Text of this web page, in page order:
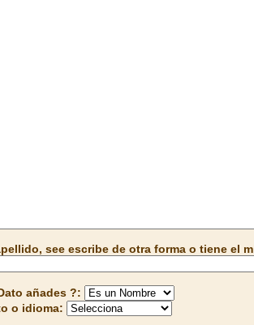
see escribe de otra forma o tiene el
añades ?:
o idioma: